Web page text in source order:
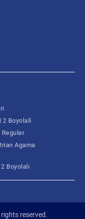
2 Boyolali
Reguler
Agama
Boyolali
reserved.